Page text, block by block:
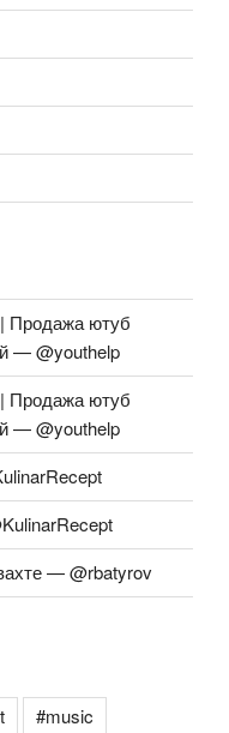
Продажа ютуб
— @youthelp
Продажа ютуб
— @youthelp
— @rbatyrov
#music